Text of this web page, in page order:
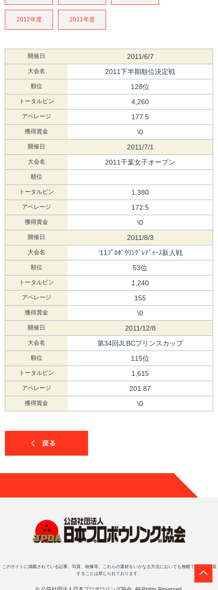
2012年度 2011年度
開催日 2011/6/7
大会名 2011下半期順位決定戦
順位 128位
トータルピン 4,260
アベレージ 177.5
獲得賞金 \0
開催日 2011/7/1
大会名 2011千葉女子オープン
順位
トータルピン 1,380
アベレージ 172.5
獲得賞金 \0
開催日 2011/8/3
大会名 ‘11ﾌﾟﾛﾎﾞｳﾘﾝｸﾞﾚﾃﾞｨｰｽ新人戦
順位 53位
トータルピン 1,240
アベレージ 155
獲得賞金 \0
開催日 2011/12/8
大会名 第34回JLBCプリンスカップ
順位 115位
トータルピン 1,615
アベレージ 201.87
獲得賞金 \0
このサイトに掲載されている記事、写真、映像等、これらの素材をいかなる方法においても無断で複写・転載
することは禁じられております。